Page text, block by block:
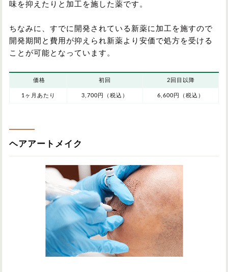
味を抑えたりと加工を施した薬です。
ちなみに、すでに開発されている新薬に加工を施すので
開発期間と費用が抑えられ新薬より安価で処方を受ける
ことが可能となっています。
価格 初回 2回目以降
1ヶ月あたり 3,700円（税込） 6,600円（税込）
ヘアアートメイク